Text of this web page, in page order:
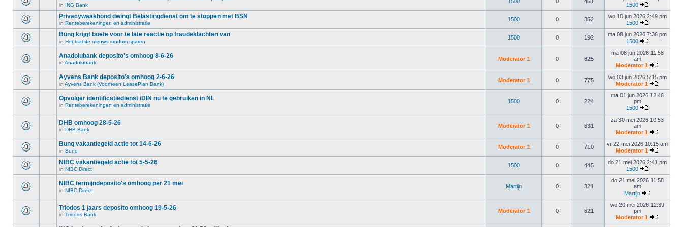
in ING Bank
1500
Privacywaakhond dwingt Belastingdienst om te stoppen met BSN
in Renteberekeningen en administratie
1500 0 352
wo 10 jun 2026 2:49 pm
1500
Bunq krijgt boete voor te late reactie op fraudeklachten van
in Het laatste nieuws rondom sparen
1500 0 192
ma 08 jun 2026 7:36 pm
1500
Anadolubank deposito's omhoog 8-6-26
in Anadolubank
Moderator 1 0 625
ma 08 jun 2026 11:58
am
Moderator 1
Ayvens Bank deposito's omhoog 2-6-26
in Ayvens Bank (Voorheen LeasePlan Bank)
Moderator 1 0 775
wo 03 jun 2026 5:15 pm
Moderator 1
Opvolger identificatiedienst iDIN nu te gebruiken in NL
in Renteberekeningen en administratie
1500 0 224
ma 01 jun 2026 12:46
pm
1500
DHB omhoog 28-5-26
in DHB Bank
Moderator 1 0 631
za 30 mei 2026 10:53
am
Moderator 1
Bunq vakantiegeld actie tot 14-6-26
in Bunq
Moderator 1 0 710
vr 22 mei 2026 10:15 am
Moderator 1
NIBC vakantiegeld actie tot 5-5-26
in NIBC Direct
1500 0 445
do 21 mei 2026 2:41 pm
1500
NIBC termijndeposito's omhoog per 21 mei
in NIBC Direct
Martijn 0 321
do 21 mei 2026 11:58
am
Martijn
Triodos 1 jaars deposito omhoog 19-5-26
in Triodos Bank
Moderator 1 0 621
wo 20 mei 2026 12:39
pm
Moderator 1